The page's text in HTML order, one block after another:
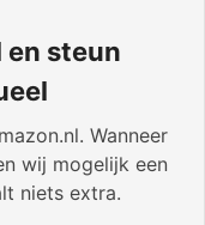
en steun
Wanneer
wij mogelijk een
niets extra.